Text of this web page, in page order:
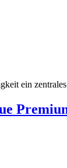
ein